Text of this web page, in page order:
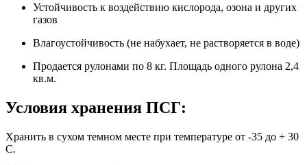
Устойчивость к воздействию кислорода, озона и других
газов
Влагоустойчивость (не набухает, не растворяется в воде)
Продается рулонами по 8 кг. Площадь одного рулона 2,4
кв.м.
Условия хранения ПСГ:
Хранить в сухом темном месте при температуре от -35 до + 30
С.